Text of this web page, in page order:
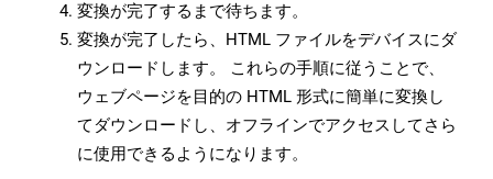
変換が完了するまで待ちます。
変換が完了したら、HTML ファイルをデバイスにダ
ウンロードします。 これらの手順に従うことで、
ウェブページを目的の HTML 形式に簡単に変換し
てダウンロードし、オフラインでアクセスしてさら
に使用できるようになります。